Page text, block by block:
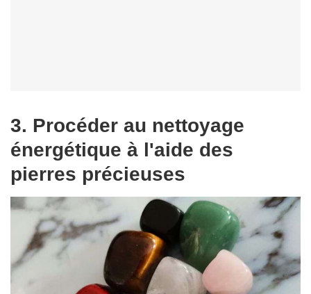
3. Procéder au nettoyage
énergétique à l'aide des
pierres précieuses